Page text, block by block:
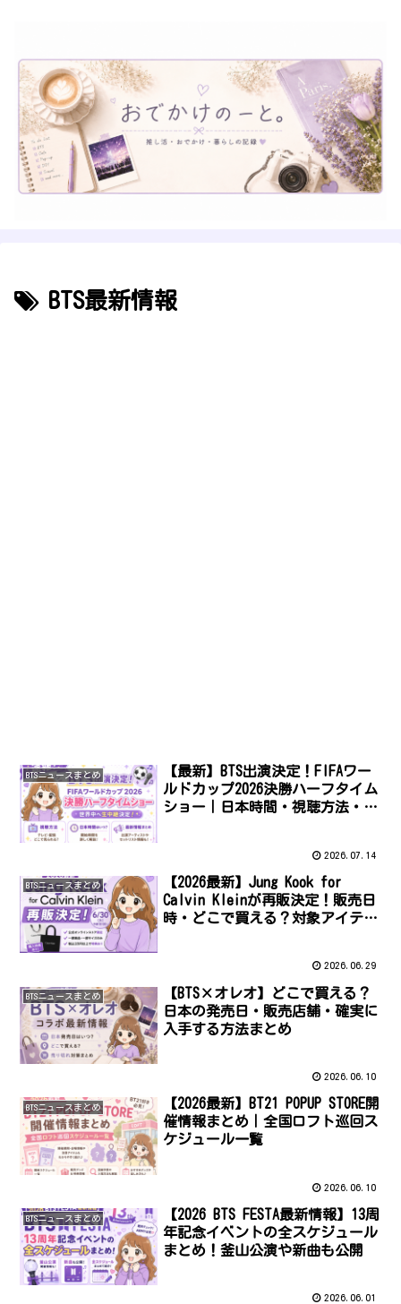
BTS最新情報
BTSニュースまとめ
【最新】BTS出演決定！FIFAワー
ルドカップ2026決勝ハーフタイム
ショー｜日本時間・視聴方法・出
2026.07.14
BTSニュースまとめ
【2026最新】Jung Kook for
Calvin Kleinが再販決定！販売日
時・どこで買える？対象アイテム
2026.06.29
BTSニュースまとめ
【BTS×オレオ】どこで買える？
日本の発売日・販売店舗・確実に
入手する方法まとめ
2026.06.10
BTSニュースまとめ
【2026最新】BT21 POPUP STORE開
催情報まとめ｜全国ロフト巡回ス
ケジュール一覧
2026.06.10
BTSニュースまとめ
【2026 BTS FESTA最新情報】13周
年記念イベントの全スケジュール
まとめ！釜山公演や新曲も公開
2026.06.01